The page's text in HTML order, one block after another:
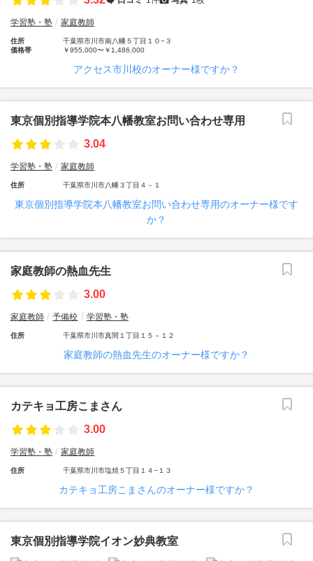
学習塾・塾 家庭教師
住所
千葉県市川市南八幡５丁目１０−３
価格帯
￥955,000〜￥1,486,000
アクセス市川校のオーナー様ですか？
東京個別指導学院本八幡教室お問い合わせ専用
3.04
学習塾・塾 家庭教師
住所 千葉県市川市八幡３丁目４－１
東京個別指導学院本八幡教室お問い合わせ専用のオーナー様です
か？
家庭教師の熱血先生
3.00
家庭教師 予備校 学習塾・塾
住所 千葉県市川市真間１丁目１５－１２
家庭教師の熱血先生のオーナー様ですか？
カテキョ工房こまさん
3.00
学習塾・塾 家庭教師
住所 千葉県市川市塩焼５丁目１４−１３
カテキョ工房こまさんのオーナー様ですか？
東京個別指導学院イオン妙典教室